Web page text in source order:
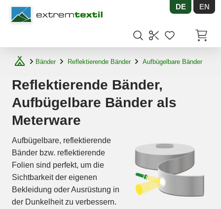
Shopware DE EN
Bänder Reflektierende Bänder Aufbügelbare Bänder
Reflektierende Bänder,
Aufbügelbare Bänder als
Meterware
Aufbügelbare, reflektierende
Bänder bzw. reflektierende
Folien sind perfekt, um die
Sichtbarkeit der eigenen
Bekleidung oder Ausrüstung in
der Dunkelheit zu verbessern.